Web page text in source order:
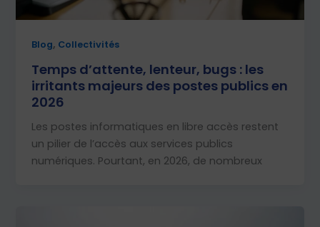
Blog, Collectivités
Temps d’attente, lenteur, bugs : les
irritants majeurs des postes publics en
2026
Les postes informatiques en libre accès restent
un pilier de l’accès aux services publics
numériques. Pourtant, en 2026, de nombreux